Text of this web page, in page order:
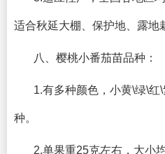
适合秋延大棚、保护地、露地
八、樱桃小番茄苗品种：
1.有多种颜色，小黄\绿\
种。
2.单果重25克左右，大小